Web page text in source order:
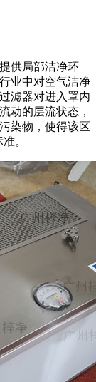
供局部洁净环
业中对空气洁净
滤器对进入罩内
动的层流状态，
染物，使得该区
。